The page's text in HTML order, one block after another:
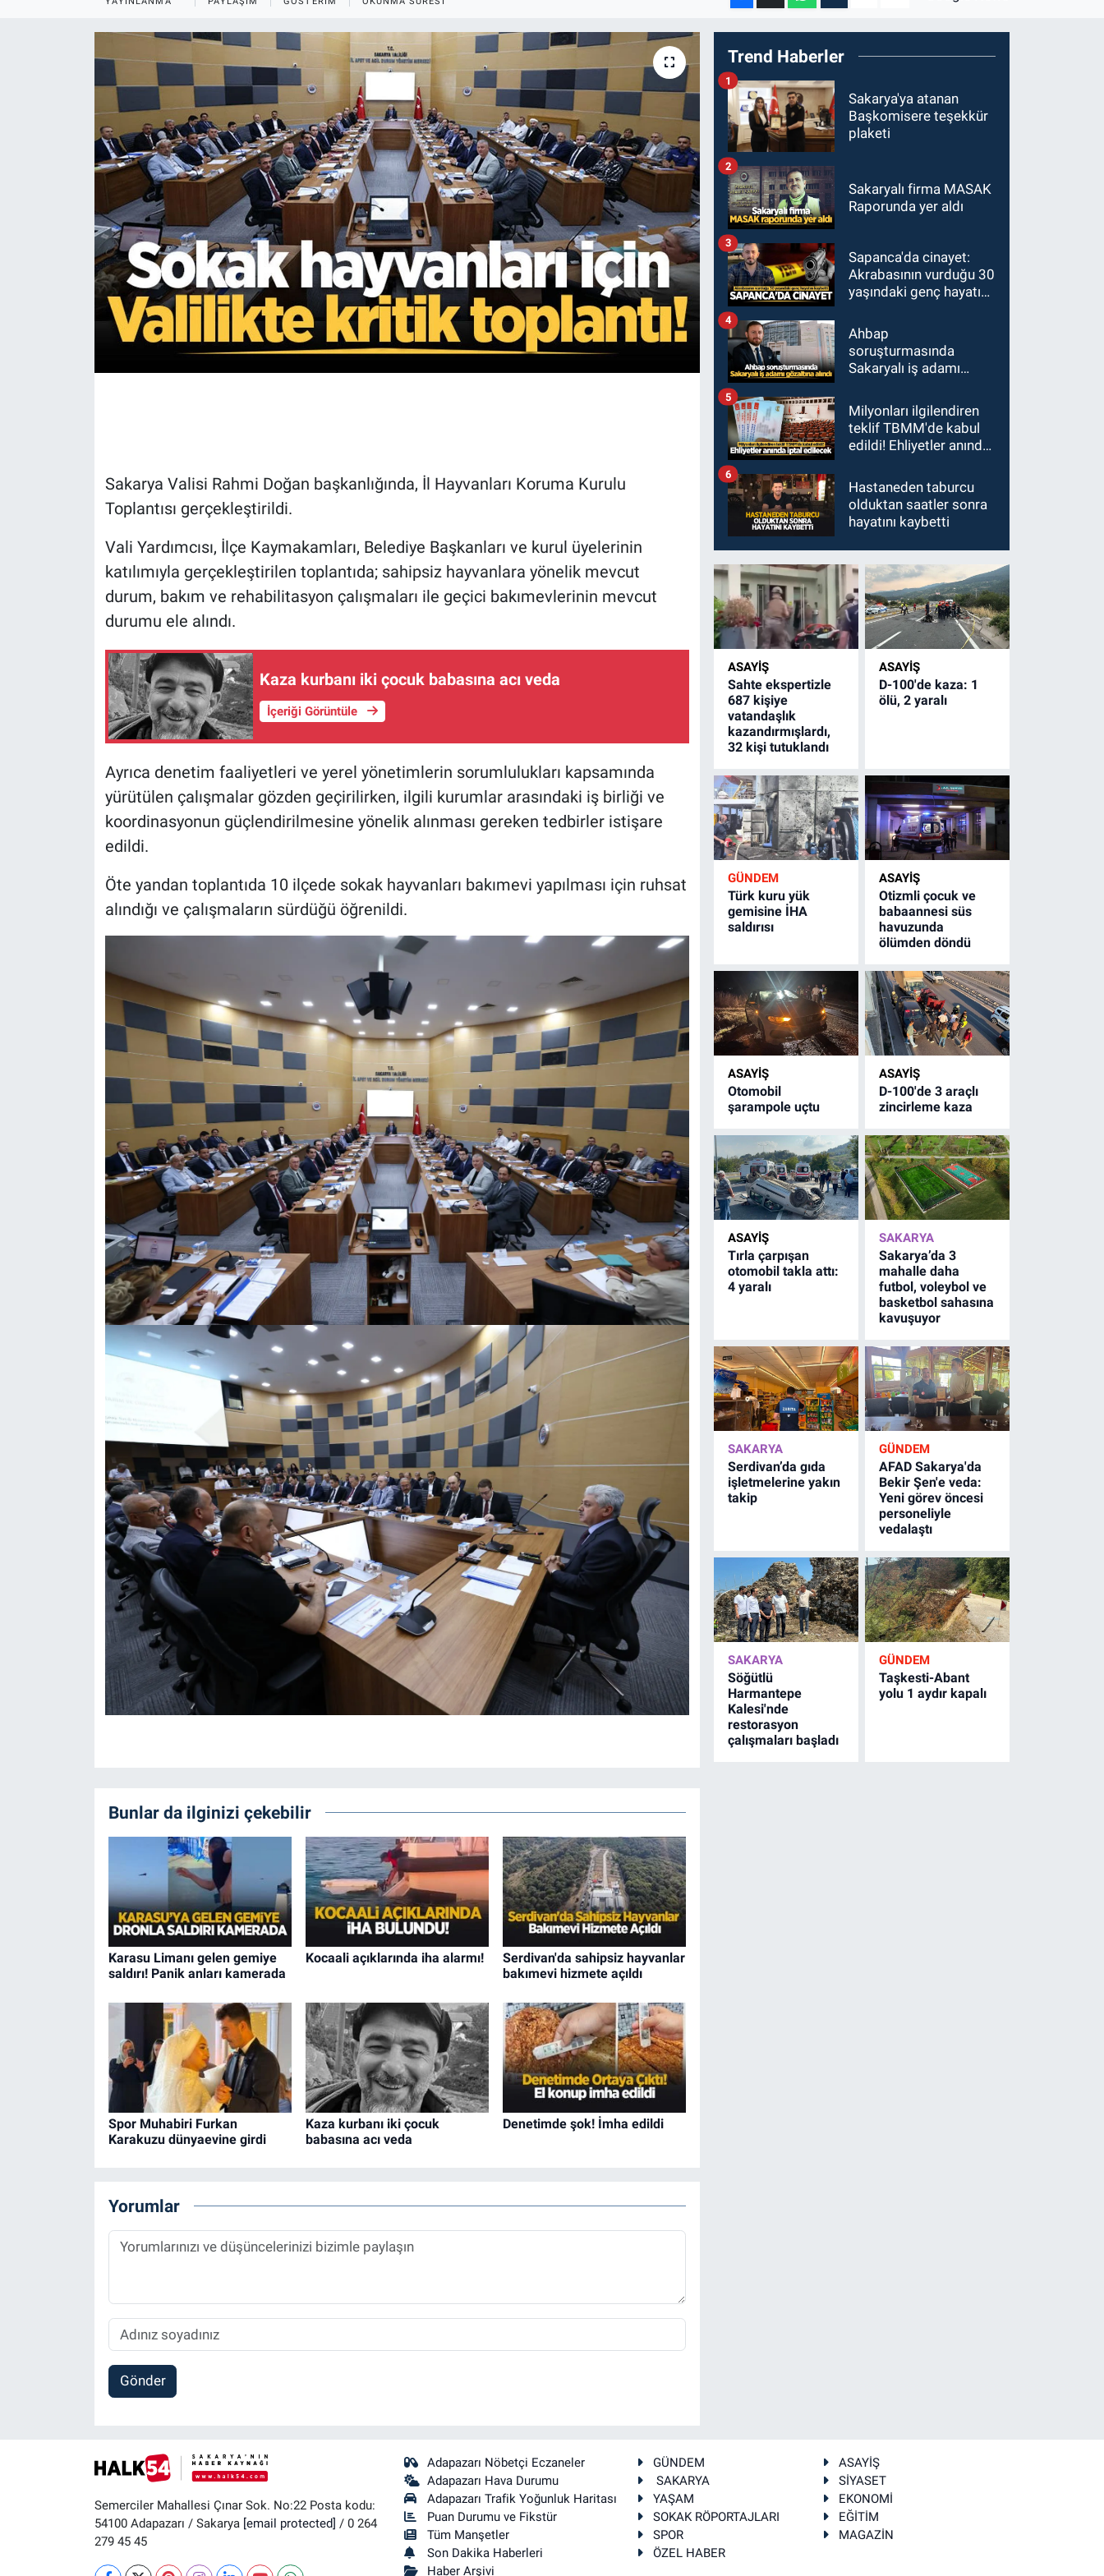
Sakarya Valisi Rahmi Doğan başkanlığında, İl Hayvanları Koruma Kurulu
Toplantısı gerçekleştirildi.
Vali Yardımcısı, İlçe Kaymakamları, Belediye Başkanları ve kurul üyelerinin
katılımıyla gerçekleştirilen toplantıda; sahipsiz hayvanlara yönelik mevcut
durum, bakım ve rehabilitasyon çalışmaları ile geçici bakımevlerinin mevcut
durumu ele alındı.
Kaza kurbanı iki çocuk babasına acı veda
İçeriği Görüntüle
Ayrıca denetim faaliyetleri ve yerel yönetimlerin sorumlulukları kapsamında
yürütülen çalışmalar gözden geçirilirken, ilgili kurumlar arasındaki iş birliği ve
koordinasyonun güçlendirilmesine yönelik alınması gereken tedbirler istişare
edildi.
Öte yandan toplantıda 10 ilçede sokak hayvanları bakımevi yapılması için ruhsat
alındığı ve çalışmaların sürdüğü öğrenildi.
Bunlar da ilginizi çekebilir
Karasu Limanı gelen gemiye
saldırı! Panik anları kamerada
Kocaali açıklarında iha alarmı!
Serdivan'da sahipsiz hayvanlar
bakımevi hizmete açıldı
Spor Muhabiri Furkan
Karakuzu dünyaevine girdi
Kaza kurbanı iki çocuk
babasına acı veda
Denetimde şok! İmha edildi
Yorumlar
Gönder
Trend Haberler
Sakarya'ya atanan
Başkomisere teşekkür
plaketi
1
Sakaryalı firma MASAK
Raporunda yer aldı
2
Sapanca'da cinayet:
Akrabasının vurduğu 30
yaşındaki genç hayatını
3
Ahbap
soruşturmasında
Sakaryalı iş adamı
4
Milyonları ilgilendiren
teklif TBMM'de kabul
edildi! Ehliyetler anında
5
Hastaneden taburcu
olduktan saatler sonra
hayatını kaybetti
6
ASAYİŞ
Sahte ekspertizle
687 kişiye
vatandaşlık
kazandırmışlardı,
32 kişi tutuklandı
ASAYİŞ
D-100'de kaza: 1
ölü, 2 yaralı
GÜNDEM
Türk kuru yük
gemisine İHA
saldırısı
ASAYİŞ
Otizmli çocuk ve
babaannesi süs
havuzunda
ölümden döndü
ASAYİŞ
Otomobil
şarampole uçtu
ASAYİŞ
D-100'de 3 araçlı
zincirleme kaza
ASAYİŞ
Tırla çarpışan
otomobil takla attı:
4 yaralı
SAKARYA
Sakarya’da 3
mahalle daha
futbol, voleybol ve
basketbol sahasına
kavuşuyor
SAKARYA
Serdivan’da gıda
işletmelerine yakın
takip
GÜNDEM
AFAD Sakarya'da
Bekir Şen'e veda:
Yeni görev öncesi
personeliyle
vedalaştı
SAKARYA
Söğütlü
Harmantepe
Kalesi'nde
restorasyon
çalışmaları başladı
GÜNDEM
Taşkesti-Abant
yolu 1 aydır kapalı
Semerciler Mahallesi Çınar Sok. No:22 Posta kodu:
54100 Adapazarı / Sakarya [email protected] / 0 264
279 45 45
Adapazarı Nöbetçi Eczaneler
Adapazarı Hava Durumu
Adapazarı Trafik Yoğunluk Haritası
Puan Durumu ve Fikstür
Tüm Manşetler
Son Dakika Haberleri
Haber Arşivi
GÜNDEM
ASAYİŞ
SAKARYA
SİYASET
YAŞAM
EKONOMİ
SOKAK RÖPORTAJLARI
EĞİTİM
SPOR
MAGAZİN
ÖZEL HABER
EĞİTİM
ÖZEL HABER
HALK54 PANORAMA